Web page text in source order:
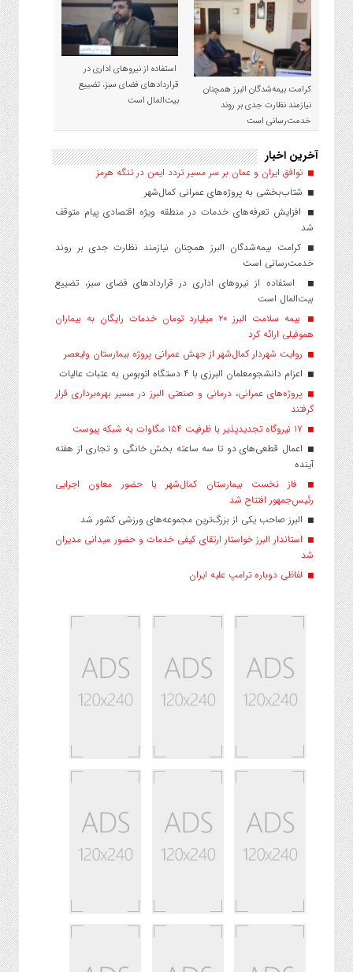
کرامت بیمه‌شدگان البرز همچنان
نیازمند نظارت جدی بر روند
خدمت‌رسانی است
استفاده از نیروهای اداری در
قراردادهای فضای سبز، تضییع
بیت‌المال است
آخرین اخبار
توافق ایران و عمان بر سر مسیر تردد ایمن در تنگه هرمز
شتاب‌بخشی به پروژه‌های عمرانی کمال‌شهر
افزایش تعرفه‌های خدمات در منطقه ویژه اقتصادی پیام متوقف
شد
کرامت بیمه‌شدگان البرز همچنان نیازمند نظارت جدی بر روند
خدمت‌رسانی است
استفاده از نیروهای اداری در قراردادهای فضای سبز، تضییع
بیت‌المال است
بیمه سلامت البرز ۲۰ میلیارد تومان خدمات رایگان به بیماران
هموفیلی ارائه کرد
روایت شهردار کمال‌شهر از جهش عمرانی پروژه بیمارستان ولیعصر
اعزام دانشجو‌معلمان البرزی با ۴ دستگاه اتوبوس به عتبات عالیات
پروژه‌های عمرانی، درمانی و صنعتی البرز در مسیر بهره‌برداری قرار
گرفتند
اعمال قطعی‌های دو تا سه ساعته بخش خانگی و تجاری از هفته
آینده
فاز نخست بیمارستان کمال‌شهر با حضور معاون اجرایی
رئیس‌جمهور افتتاح شد
البرز صاحب یکی از بزرگ‌ترین مجموعه‌های ورزشی کشور شد
استاندار البرز خواستار ارتقای کیفی خدمات و حضور میدانی مدیران
شد
لفاظی دوباره ترامپ علیه ایران